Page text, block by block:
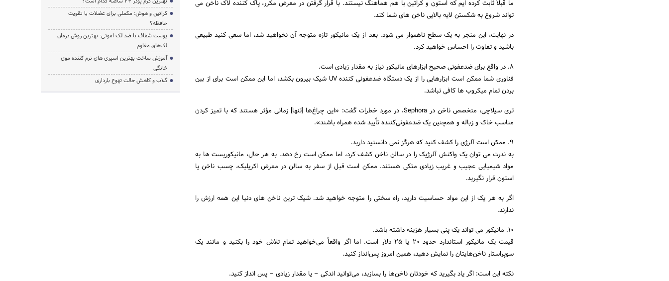
ما قبلاً ثابت کرده ایم که استون و کراتین با هم هماهنگ نیستند. با قرار گرفتن در معرض مکرر، پاک کننده لاک ناخن می
تواند شروع به شکستن لایه بالایی ناخن های شما کند.
در نهایت، این منجر به یک سطح ناهموار می شود. بعد از یک مانیکور تازه متوجه آن نخواهید شد، اما سعی کنید طبیعی
باشید و تفاوت را احساس خواهید کرد.
8. در واقع برای ضدعفونی صحیح ابزارهای مانیکور نیاز به مقدار زیادی است.
فناوری شما ممکن است ابزارهایی را از یک دستگاه ضدعفونی کننده UV شیک بیرون بکشد، اما این ممکن است برای از بین
بردن تمام میکروب ها کافی نباشد.
تری سیلاچی، متخصص ناخن در Sephora، در مورد خطرات گفت: «این چراغ‌ها [تنها] زمانی مؤثر هستند که با تمیز کردن
مناسب خاک و زباله و همچنین یک ضدعفونی‌کننده تأیید شده همراه باشند».
9. ممکن است آلرژی را کشف کنید که هرگز نمی دانستید دارید.
به ندرت می توان یک واکنش آلرژیک را در سالن ناخن کشف کرد، اما ممکن است رخ دهد. به هر حال، مانیکوریست ها به
مواد شیمیایی عجیب و غریب زیادی متکی هستند. ممکن است قبل از سفر به سالن در معرض اکریلیک، چسب ناخن یا
استون قرار نگیرید.
اگر به هر یک از این مواد حساسیت دارید، راه سختی را متوجه خواهید شد. شیک ترین ناخن های دنیا این همه ارزش را
ندارند.
10. مانیکور می تواند یک پنی بسیار هزینه داشته باشد.
قیمت یک مانیکور استاندارد حدود 20 یا 25 دلار است. اما اگر واقعاً می‌خواهید تمام تلاش خود را بکنید و مانند یک
سوپراستار ناخن‌هایتان را نمایش دهید، همین امروز پس‌انداز کنید.
نکته این است: اگر یاد بگیرید که خودتان ناخن‌ها را بسازید، می‌توانید اندکی – یا مقدار زیادی – پس انداز کنید.
کراتین و هوش: مکملی برای عضلات یا تقویت
حافظه؟
پوست شفاف با ضد لک امونی: بهترین روش درمان
لک‌های مقاوم
آموزش ساخت بهترین اسپری های نرم‌ کننده موی
خانگی
گلاب و کاهش حالت تهوع بارداری